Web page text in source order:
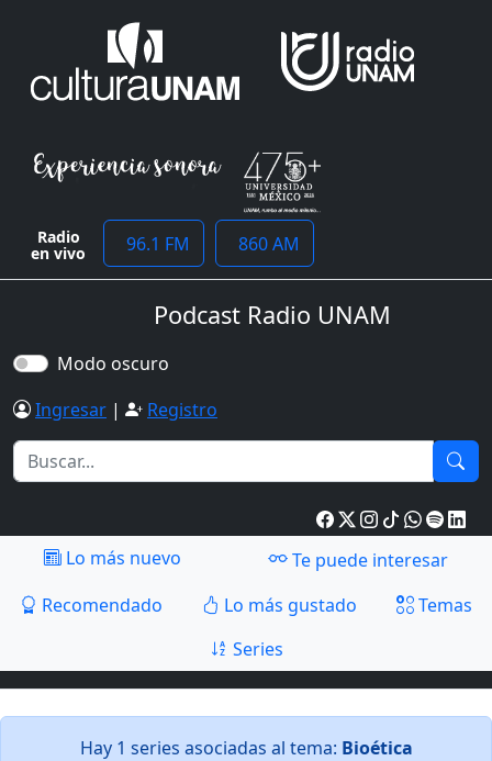
Radio
en vivo 96.1 FM 860 AM
Podcast Radio UNAM
Modo oscuro
Ingresar | Registro
Lo más nuevo
Te puede interesar
Recomendado
Lo más gustado
Temas
Series
Hay 1 series asociadas al tema: Bioética